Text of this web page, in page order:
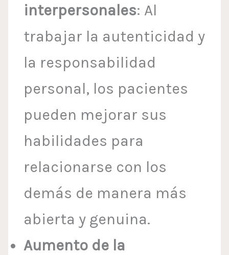
interpersonales: Al
trabajar la autenticidad y
la responsabilidad
personal, los pacientes
pueden mejorar sus
habilidades para
relacionarse con los
demás de manera más
abierta y genuina.
Aumento de la